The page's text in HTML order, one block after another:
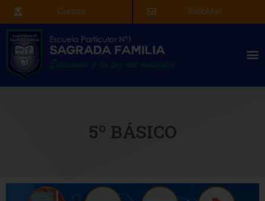
Cursos WebMail
5º BÁSICO